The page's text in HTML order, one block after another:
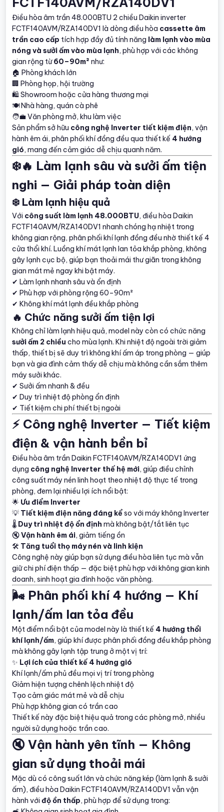
Điều hòa âm trần 48.000BTU 2 chiều Daikin inverter
FCTF140AVM/RZA140DV1 là dòng điều hòa cassette âm
trần cao cấp tích hợp đầy đủ tính năng làm lạnh vào mùa
nóng và sưởi ấm vào mùa lạnh, phù hợp với các không
gian rộng từ60–90m² như:
🏠 Phòng khách lớn
🏢 Phòng họp, hội trường
🛍️ Showroom hoặc cửa hàng thương mại
🍽️ Nhà hàng, quán cà phê
🧑‍💼 Văn phòng mở, khu làm việc
Sản phẩm sở hữu công nghệ Inverter tiết kiệm điện, vận
hành êm ái, phân phối khí đồng đều qua thiết kế 4 hướng
gió, mang đến cảm giác dễ chịu quanh năm.
❄️🔥 Làm lạnh sâu và sưởi ấm tiện
nghi — Giải pháp toàn diện
❄️ Làm lạnh hiệu quả
Với công suất làm lạnh 48.000BTU, điều hòa Daikin
FCTF140AVM/RZA140DV1 nhanh chóng hạ nhiệt trong
không gian rộng, phân phối khí lạnh đồng đều nhờ thiết kế 4
cửa thổi khí. Luồng khí mát lạnh lan tỏa khắp phòng, không
gây lạnh cục bộ, giúp bạn thoải mái thư giãn trong không
gian mát mẻ ngay khi bật máy.
✔ Làm lạnh nhanh sâu và ổn định
✔ Phù hợp với phòng rộng 60–90m²
✔ Không khí mát lạnh đều khắp phòng
🔥 Chức năng sưởi ấm tiện lợi
Không chỉ làm lạnh hiệu quả, model này còn có chức năng
sưởi ấm 2 chiều cho mùa lạnh. Khi nhiệt độ ngoài trời giảm
thấp, thiết bị sẽ duy trì không khí ấm áp trong phòng — giúp
bạn và gia đình cảm thấy dễ chịu mà không cần sắm thêm
máy sưởi khác.
✔ Sưởi ấm nhanh & đều
✔ Duy trì nhiệt độ phòng ổn định
✔ Tiết kiệm chi phí thiết bị ngoài
⚡ Công nghệ Inverter — Tiết kiệm
điện & vận hành bền bỉ
Điều hòa âm trần Daikin FCTF140AVM/RZA140DV1 ứng
dụng công nghệ Inverter thế hệ mới, giúp điều chỉnh
công suất máy nén linh hoạt theo nhiệt độ thực tế trong
phòng, đem lại nhiều lợi ích nổi bật:
🌟 Ưu điểm Inverter
💡 Tiết kiệm điện năng đáng kểso với máy không Inverter
🌡️ Duy trì nhiệt độ ổn định mà không bật/tắt liên tục
🔇Vận hành êm ái, giảm tiếng ồn
🛠️ Tăng tuổi thọ máy nén và linh kiện
Công nghệ này giúp bạn sử dụng điều hòa liên tục mà vẫn
giữ chi phí điện thấp — đặc biệt phù hợp với không gian kinh
doanh, sinh hoạt gia đình hoặc văn phòng.
🌬️ Phân phối khí 4 hướng — Khí
lạnh/ấm lan tỏa đều
Một điểm nổi bật của model này là thiết kế 4 hướng thổi
khí lạnh/ấm, giúp khí được phân phối đồng đều khắp phòng
mà không gây lạnh tập trung ở một vị trí:
✨ Lợi ích của thiết kế 4 hướng gió
Khí lạnh/ấm phủ đều mọi vị trí trong phòng
Giảm hiện tượng chênh lệch nhiệt độ
Tạo cảm giác mát mẻ và dễ chịu
Phù hợp không gian có trần cao
Thiết kế này đặc biệt hiệu quả trong các phòng mở, nhiều
người sử dụng hoặc trần cao.
🔇 Vận hành yên tĩnh — Không
gian sử dụng thoải mái
Mặc dù có công suất lớn và chức năng kép (làm lạnh & sưởi
ấm), điều hòa Daikin FCTF140AVM/RZA140DV1 vẫn vận
hành với độ ồn thấp, phù hợp để sử dụng trong: